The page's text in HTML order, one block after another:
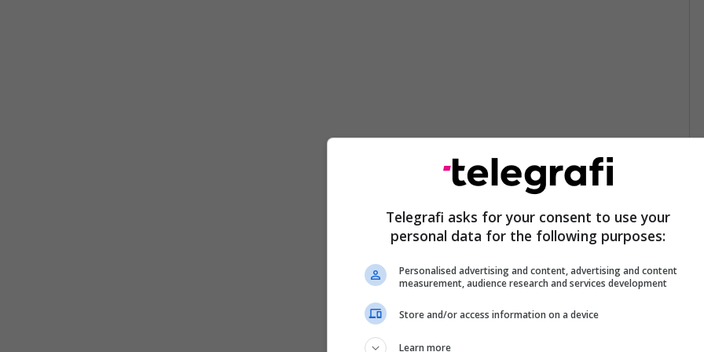
Telegrafi asks for your consent to use your
personal data for the following purposes:
Personalised advertising and content, advertising and content
measurement, audience research and services development
Store and/or access information on a device
Learn more